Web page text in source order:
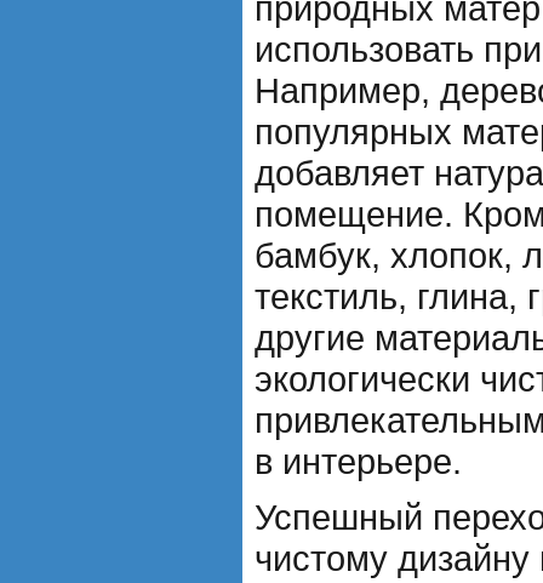
использовать
Например,
популярных
добавляет
помещение.
бамбук, хлопок,
текстиль, глина,
другие
экологически
в интерьере.
Успешный
чистому дизайну